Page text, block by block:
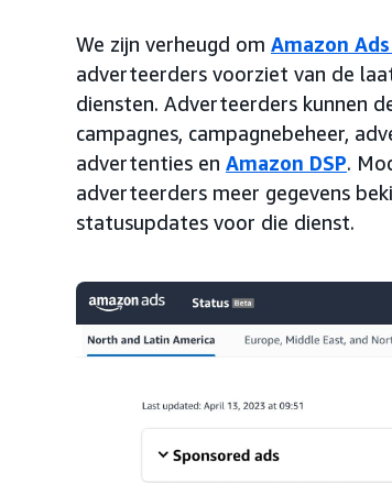
We zijn verheugd om Amazon
adverteerders voorziet van de
diensten. Adverteerders kunnen
campagnes, campagnebeheer,
advertenties en Amazon DSP.
adverteerders meer gegevens
statusupdates voor die dienst.